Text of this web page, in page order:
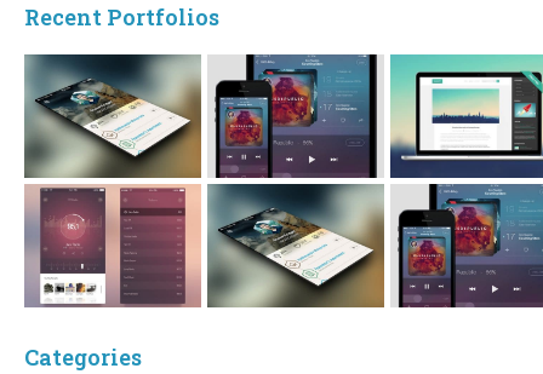
Recent Portfolios
Categories